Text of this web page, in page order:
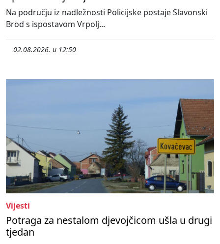
Na području iz nadležnosti Policijske postaje Slavonski
Brod s ispostavom Vrpolj...
02.08.2026. u 12:50
Vijesti
Potraga za nestalom djevojčicom ušla u drugi
tjedan